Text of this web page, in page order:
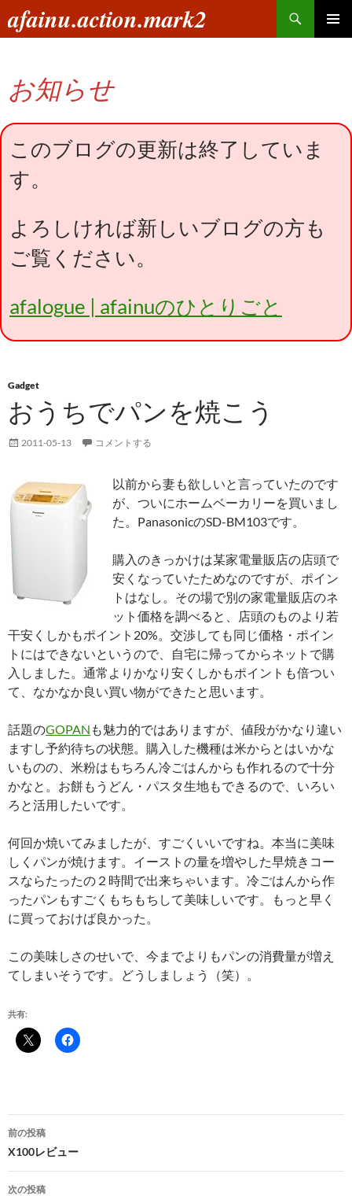
ン
へ
ス
キ
プ
afainu.action.mark2
索
お知らせ
このブログの更新は終了していま
す。
よろしければ新しいブログの方も
ご覧ください。
afalogue | afainuのひとりごと
Gadget
おうちでパンを焼こう
2011-05-13 コメントする
以前から妻も欲しいと言っていたのです
が、ついにホームベーカリーを買いまし
た。PanasonicのSD-BM103です。
購入のきっかけは某家電量販店の店頭で
安くなっていたためなのですが、ポイン
トはなし。その場で別の家電量販店のネ
ット価格を調べると、店頭のものより若
干安くしかもポイント20%。交渉しても同じ価格・ポイン
トにはできないというので、自宅に帰ってからネットで購
入しました。通常よりかなり安くしかもポイントも倍つい
て、なかなか良い買い物ができたと思います。
話題のGOPAN も魅力的ではありますが、値段がかなり違い
ますし予約待ちの状態。購入した機種は米からとはいかな
いものの、米粉はもちろん冷ごはんからも作れるので十分
かなと。お餅もうどん・パスタ生地もできるので、いろい
ろと活用したいです。
何回か焼いてみましたが、すごくいいですね。本当に美味
しくパンが焼けます。イーストの量を増やした早焼きコー
スならたったの２時間で出来ちゃいます。冷ごはんから作
ったパンもすごくもちもちして美味しいです。もっと早く
に買っておけば良かった。
この美味しさのせいで、今までよりもパンの消費量が増え
てしまいそうです。どうしましょう（笑）。
共有:
投
稿
ナ
前の投稿
X100レビュー
次の投稿